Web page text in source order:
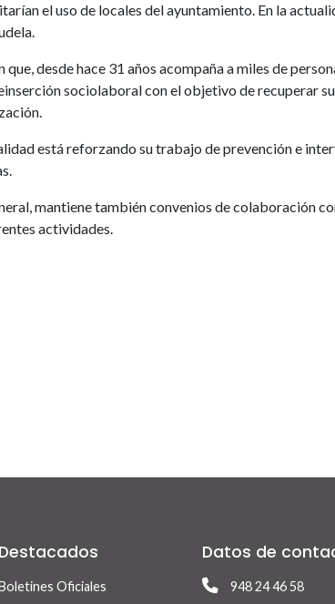
el uso de locales del ayuntamiento. En la
desde hace 31 años acompaña a miles de
sociolaboral con el objetivo de recuperar
está reforzando su trabajo de prevención e
mantiene también convenios de colaboración
actividades.
Destacados
Oficiales
Datos de
948 24 46 58